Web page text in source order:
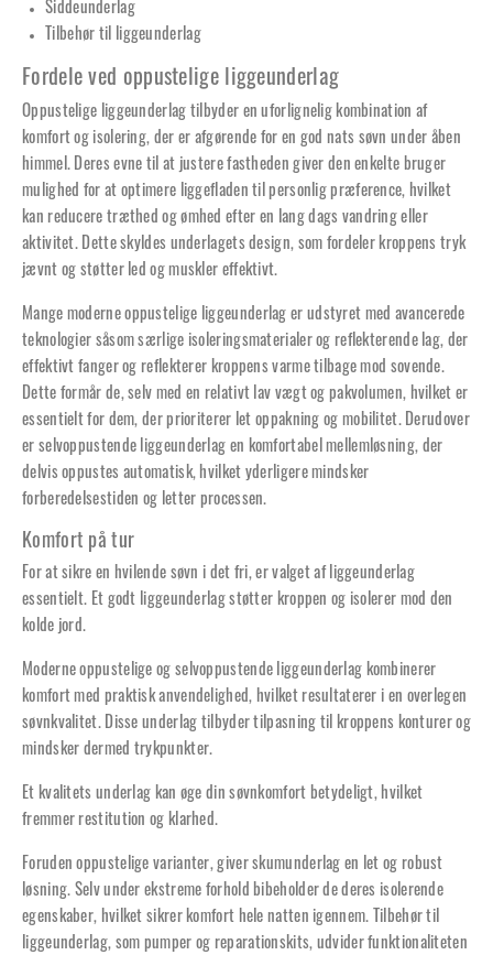
Siddeunderlag
Tilbehør til liggeunderlag
Fordele ved oppustelige liggeunderlag
Oppustelige liggeunderlag tilbyder en uforlignelig kombination af
komfort og isolering, der er afgørende for en god nats søvn under åben
himmel. Deres evne til at justere fastheden giver den enkelte bruger
mulighed for at optimere liggefladen til personlig præference, hvilket
kan reducere træthed og ømhed efter en lang dags vandring eller
aktivitet. Dette skyldes underlagets design, som fordeler kroppens tryk
jævnt og støtter led og muskler effektivt.
Mange moderne oppustelige liggeunderlag er udstyret med avancerede
teknologier såsom særlige isoleringsmaterialer og reflekterende lag, der
effektivt fanger og reflekterer kroppens varme tilbage mod sovende.
Dette formår de, selv med en relativt lav vægt og pakvolumen, hvilket er
essentielt for dem, der prioriterer let oppakning og mobilitet. Derudover
er selvoppustende liggeunderlag en komfortabel mellemløsning, der
delvis oppustes automatisk, hvilket yderligere mindsker
forberedelsestiden og letter processen.
Komfort på tur
For at sikre en hvilende søvn i det fri, er valget af liggeunderlag
essentielt. Et godt liggeunderlag støtter kroppen og isolerer mod den
kolde jord.
Moderne oppustelige og selvoppustende liggeunderlag kombinerer
komfort med praktisk anvendelighed, hvilket resultaterer i en overlegen
søvnkvalitet. Disse underlag tilbyder tilpasning til kroppens konturer og
mindsker dermed trykpunkter.
Et kvalitets underlag kan øge din søvnkomfort betydeligt, hvilket
fremmer restitution og klarhed.
Foruden oppustelige varianter, giver skumunderlag en let og robust
løsning. Selv under ekstreme forhold bibeholder de deres isolerende
egenskaber, hvilket sikrer komfort hele natten igennem. Tilbehør til
liggeunderlag, som pumper og reparationskits, udvider funktionaliteten